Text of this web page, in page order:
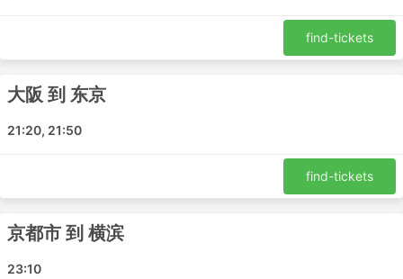
find-tickets
大阪 到 东京
21:20, 21:50
find-tickets
京都市 到 横滨
23:10